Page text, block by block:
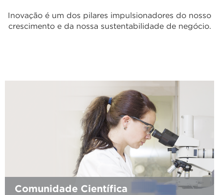
Inovação é um dos pilares impulsionadores do nosso
crescimento e da nossa sustentabilidade de negócio.
Comunidade Científica